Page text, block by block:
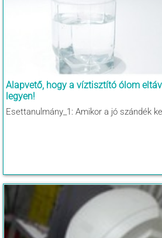
Alapvető, hogy a víztisztító ólom
legyen!
Esettanulmány_1: Amikor a jó szándék